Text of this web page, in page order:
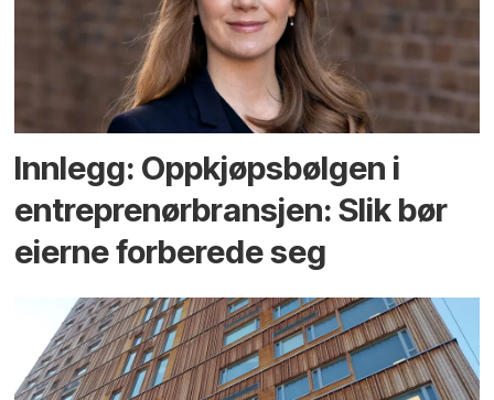
Innlegg: Oppkjøps­bølgen i
entreprenør­bransjen: Slik bør
eierne forberede seg